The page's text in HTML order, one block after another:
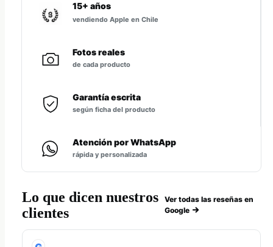
15+ años
vendiendo Apple en Chile
Fotos reales
de cada producto
Garantía escrita
según ficha del producto
Atención por WhatsApp
rápida y personalizada
Lo que dicen nuestros
clientes
Ver todas las reseñas en
Google